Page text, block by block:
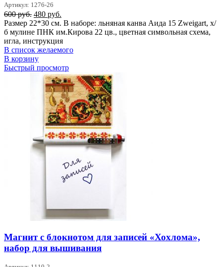
Артикул: 1276-26
600руб. Первоначальная
цена
составляла
600 руб..
480 руб.
цена:
480 руб..
Размер 22*30 см. В наборе: льняная канва Аида 15 Zweigart, х/
б мулине ПНК им.Кирова 22 цв., цветная символьная схема,
игла, инструкция
В список желаемого
В корзину
Быстрый просмотр
Магнит с блокнотом для записей «Хохлома»,
набор для вышивания